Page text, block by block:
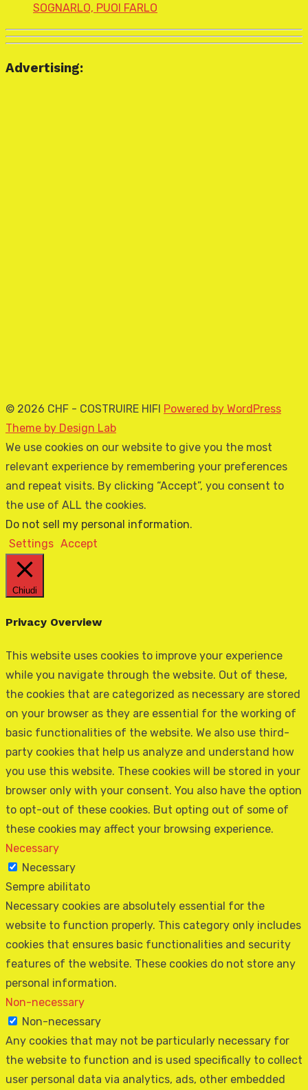
SOGNARLO, PUOI FARLO
Advertising:
© 2026 CHF - COSTRUIRE HIFI Powered by WordPress
Theme by Design Lab
We use cookies on our website to give you the most
relevant experience by remembering your preferences
and repeat visits. By clicking “Accept”, you consent to
the use of ALL the cookies.
Do not sell my personal information.
Settings Accept
Chiudi
Privacy Overview
This website uses cookies to improve your experience
while you navigate through the website. Out of these,
the cookies that are categorized as necessary are stored
on your browser as they are essential for the working of
basic functionalities of the website. We also use third-
party cookies that help us analyze and understand how
you use this website. These cookies will be stored in your
browser only with your consent. You also have the option
to opt-out of these cookies. But opting out of some of
these cookies may affect your browsing experience.
Necessary
Necessary
Sempre abilitato
Necessary cookies are absolutely essential for the
website to function properly. This category only includes
cookies that ensures basic functionalities and security
features of the website. These cookies do not store any
personal information.
Non-necessary
Non-necessary
Any cookies that may not be particularly necessary for
the website to function and is used specifically to collect
user personal data via analytics, ads, other embedded